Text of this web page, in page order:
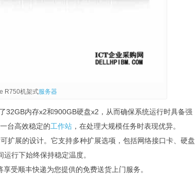
R750机架式服务器
32GB内存x2和900GB硬盘x2，从而确保系统运行时具备强
台高效稳定的工作站 ，在处理大规模任务时表现优异。
扩展的设计。它支持多种扩展选项，包括网络接口卡、硬盘
行下始终保持稳定温度。
享受顺丰快递为您提供的免费送货上门服务。